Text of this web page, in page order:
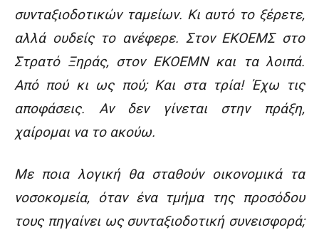
συνταξιοδοτικών ταμείων. Κι αυτό το ξέρετε,
αλλά ουδείς το ανέφερε. Στον ΕΚΟΕΜΣ στο
Στρατό Ξηράς, στον ΕΚΟΕΜΝ και τα λοιπά.
Από πού κι ως πού; Και στα τρία! Έχω τις
αποφάσεις. Αν δεν γίνεται στην πράξη,
χαίρομαι να το ακούω.
Με ποια λογική θα σταθούν οικονομικά τα
νοσοκομεία, όταν ένα τμήμα της προσόδου
τους πηγαίνει ως συνταξιοδοτική συνεισφορά;